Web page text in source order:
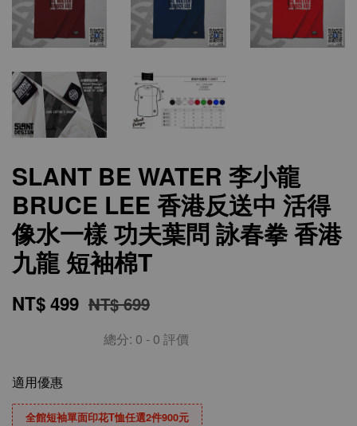
SLANT BE WATER 李小龍
BRUCE LEE 香港反送中 活得
像水一樣 功夫葉問 詠春拳 香港
九龍 短袖棉T
NT$ 499 NT$ 699
總分: 0 - 0 評價
適用優惠
全館短袖單面印花T恤任選2件900元